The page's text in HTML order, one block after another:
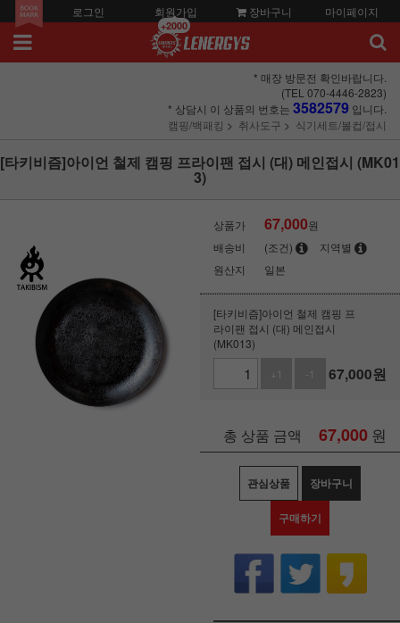
로그인 회원가입
+2000
장바구니 마이페이지
* 매장 방문전 확인바랍니다.
(TEL 070-4446-2823)
* 상담시 이 상품의 번호는 3582579 입니다.
캠핑/백패킹
취사도구 식기세트/볼컵/접시
[타키비즘]아이언 철제 캠핑 프라이팬 접시 (대) 메인접시 (MK01
3)
상품가 67,000원
배송비
(조건)
지역별
원산지
일본
[타키비즘]아이언 철제 캠핑 프
라이팬 접시 (대) 메인접시
(MK013)
+1
-1 67,000원
총 상품 금액 67,000 원
관심상품 장바구니
구매하기